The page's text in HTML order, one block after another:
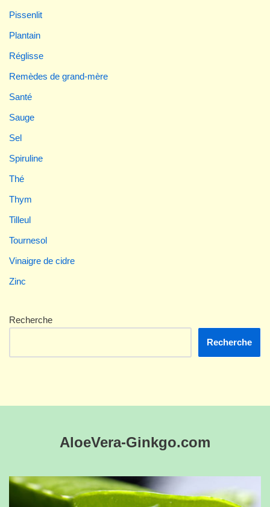
Pissenlit
Plantain
Réglisse
Remèdes de grand-mère
Santé
Sauge
Sel
Spiruline
Thé
Thym
Tilleul
Tournesol
Vinaigre de cidre
Zinc
Recherche
Recherche
AloeVera-Ginkgo.com